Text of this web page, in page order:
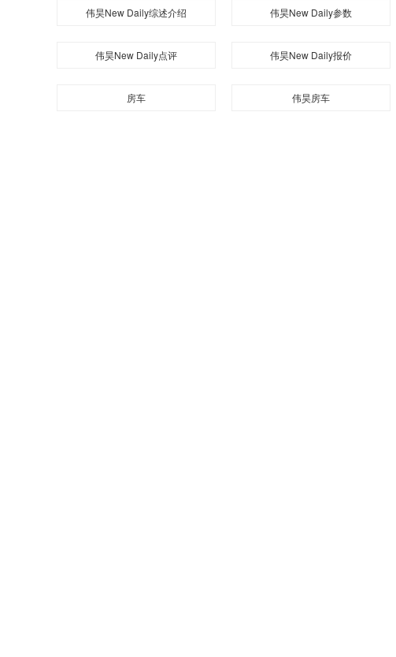
伟昊New Daily综述介绍 伟昊New Daily参数
伟昊New Daily点评 伟昊New Daily报价
房车 伟昊房车